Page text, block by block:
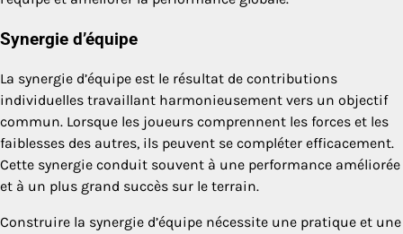
Synergie d’équipe
La synergie d’équipe est le résultat de contributions
individuelles travaillant harmonieusement vers un objectif
commun. Lorsque les joueurs comprennent les forces et les
faiblesses des autres, ils peuvent se compléter efficacement.
Cette synergie conduit souvent à une performance améliorée
et à un plus grand succès sur le terrain.
Construire la synergie d’équipe nécessite une pratique et une